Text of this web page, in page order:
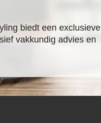
biedt een exclusieve
vakkundig advies en